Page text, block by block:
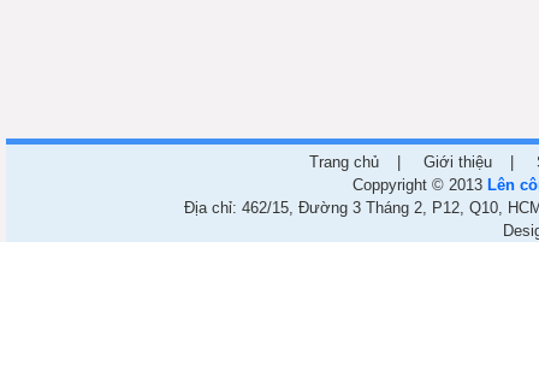
Trang chủ Giới thiệu
Coppyright © 2013 Lên
Địa chỉ: 462/15, Đường 3 Tháng 2, P12, Q10,